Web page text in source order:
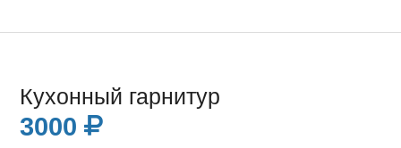
Кухонный гарнитур
3000